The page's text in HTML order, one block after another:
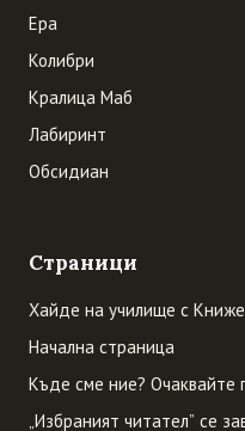
Ера
Колибри
Кралица Маб
Лабиринт
Обсидиан
Страници
Хайде на училище с
Начална страница
Къде сме ние? Очаквайте
„Избраният читател” се